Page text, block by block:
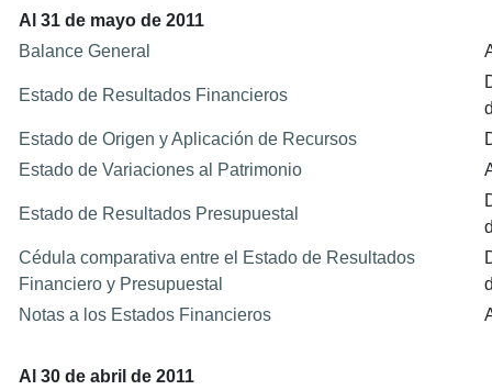
Al 31 de mayo de 2011
Balance General
Estado de Resultados Financieros
Estado de Origen y Aplicación de Recursos
Estado de Variaciones al Patrimonio
Estado de Resultados Presupuestal
Cédula comparativa entre el Estado de Resultados
Financiero y Presupuestal
Notas a los Estados Financieros
Al 30 de abril de 2011